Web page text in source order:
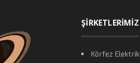
ŞİRKETLERİMİZ
Körfez Elektrik